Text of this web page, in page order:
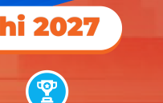
D29;
D01;